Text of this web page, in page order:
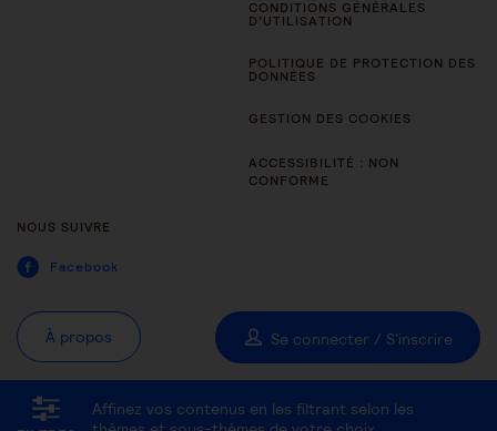
Affinez vos contenus en les filtrant selon les
Tous les thèmes Être aidant Être accompagné au quotidien
CONDITIONS GÉNÉRALES
D’UTILISATION
POLITIQUE DE PROTECTION DES
DONNÉES
GESTION DES COOKIES
ACCESSIBILITÉ : NON
CONFORME
NOUS SUIVRE
Facebook
À propos Se connecter / S'inscrire